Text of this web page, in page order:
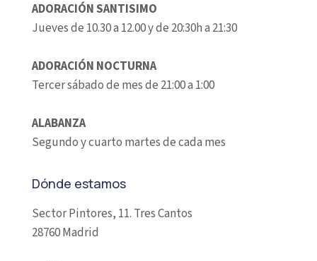
ADORACIÓN SANTISIMO
Jueves de 10.30 a 12.00 y de 20:30h a 21:30
ADORACIÓN NOCTURNA
Tercer sábado de mes de 21:00 a 1:00
ALABANZA
Segundo y cuarto martes de cada mes
Dónde estamos
Sector Pintores, 11. Tres Cantos
28760 Madrid